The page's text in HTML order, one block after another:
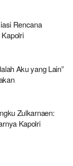
Rencana
Aku yang Lain”
Zulkarnaen:
Kapolri